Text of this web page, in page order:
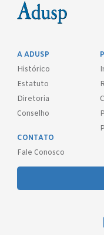
A ADUSP
Histórico
Estatuto
Diretoria
Conselho
CONTATO
Fale Conosco